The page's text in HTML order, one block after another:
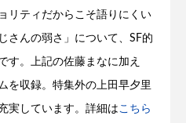
リティだからこそ語りにくい
さんの弱さ」について、SF的
す。上記の佐藤まなに加え
を収録。特集外の上田早夕里
実しています。詳細は こちら